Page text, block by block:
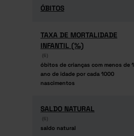
ÓBITOS
ÓBITOS
TAXA DE MORTALIDADE
INFANTIL (‰)
(6)
óbitos de crianças com menos de 1
ano de idade por cada 1000
nascimentos
TAXA DE MORTALIDADE
INFANTIL (‰)
(6)
óbitos de crianças com menos de 1
ano de idade por cada 1000
nascimentos
SALDO NATURAL
(6)
saldo natural
SALDO NATURAL
(6)
saldo natural